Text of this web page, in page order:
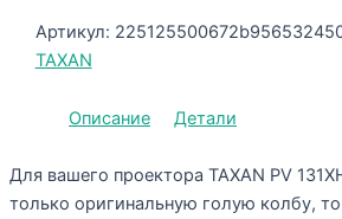
Артикул:
TAXAN
Описание Детали
Для вашего проектора TAXAN PV
только оригинальную голую колбу,